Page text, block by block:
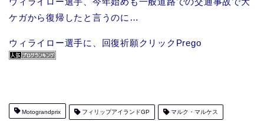
ケガから復帰したと言うのに…
ウィライロー選手に、回復祈願クリックPrego
Motograndprix フィリップアイランドGP マルク・マルケス